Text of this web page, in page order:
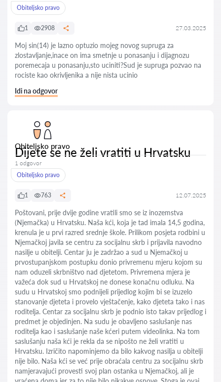
Obiteljsko pravo
1 2908 27.03.2025
Moj sin(14) je lazno optuzio mojeg novog supruga za
zlostavljanje,inace on ima smetnje u ponasanju i dijagnozu
poremecaja u ponasanju,sto uciniti?Sud je supruga pozvao na
rociste kao okrivljenika a nije nista ucinio
Idi na odgovor
Obiteljsko pravo
Dijete se ne želi vratiti u Hrvatsku
1 odgovor
Obiteljsko pravo
1 763 12.07.2025
Poštovani, prije dvije godine vratili smo se iz inozemstva
(Njemačka) u Hrvatsku. Naša kći, koja je tad imala 14,5 godina,
krenula je u prvi razred srednje škole. Prilikom posjeta rodbini u
Njemačkoj javila se centru za socijalnu skrb i prijavila navodno
nasilje u obitelji. Centar ju je zadržao a sud u Njemačkoj u
prvostupanjskom postupku donio privremenu mjeru kojom su
nam oduzeli skrbništvo nad djetetom. Privremena mjera je
važeća dok sud u Hrvatskoj ne donese konačnu odluku. Na
sudu u Hrvatskoj smo podnijeli prijedlog kojim bi se izuzelo
stanovanje djeteta i provelo vještačenje, kako djeteta tako i nas
roditelja. Centar za socijalnu skrb je podnio isto takav prijedlog i
predmet je objedinjen. Na sudu je obavljeno saslušanje nas
roditelja kao i saslušanje naše kćeri putem videolinka. Na tom
saslušanju naša kći je rekla da se nipošto ne želi vratiti u
Hrvatsku. Izričito napominjemo da bilo kakvog nasilja u obitelji
nije bilo. Naša kći se već prije obraćala centru za socijalnu skrb
namjeravajući provesti svoj plan ostanka u Njemačkoj, ali je